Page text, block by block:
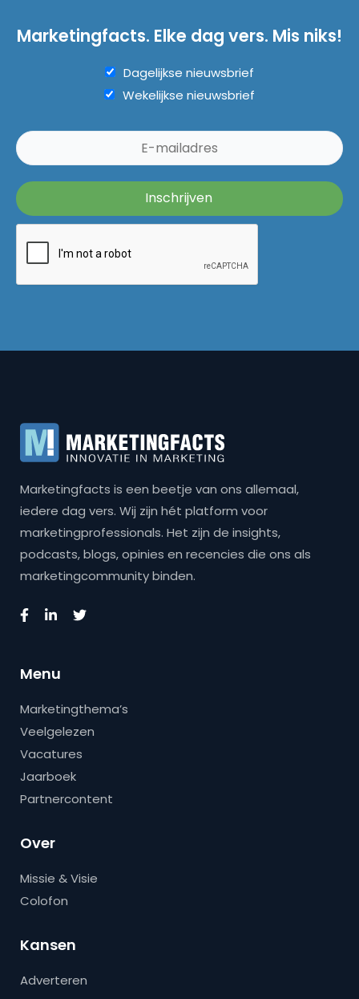
Marketingfacts. Elke dag vers. Mis niks!
Dagelijkse nieuwsbrief
Wekelijkse nieuwsbrief
Marketingfacts is een beetje van ons allemaal,
iedere dag vers. Wij zijn hét platform voor
marketingprofessionals. Het zijn de insights,
podcasts, blogs, opinies en recencies die ons als
marketingcommunity binden.
Menu
Marketingthema’s
Veelgelezen
Vacatures
Jaarboek
Partnercontent
Over
Missie & Visie
Colofon
Kansen
Adverteren